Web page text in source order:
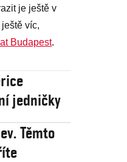
je ještě v
víc,
Budapest.
jedničky
Těmto